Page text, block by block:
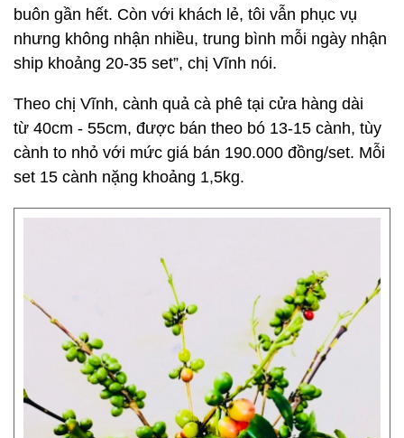
buôn gần hết. Còn với khách lẻ, tôi vẫn phục vụ
nhưng không nhận nhiều, trung bình mỗi ngày nhận
ship khoảng 20-35 set”, chị Vĩnh nói.
Theo chị Vĩnh, cành quả cà phê tại cửa hàng dài
từ 40cm - 55cm, được bán theo bó 13-15 cành, tùy
cành to nhỏ với mức giá bán 190.000 đồng/set. Mỗi
set 15 cành nặng khoảng 1,5kg.